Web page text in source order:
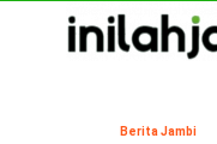
Berita Jambi